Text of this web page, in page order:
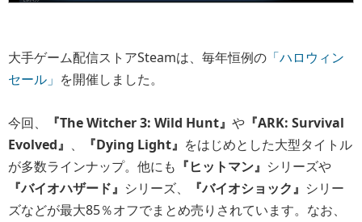
大手ゲーム配信ストアSteamは、毎年恒例の 「ハロウィン
セール」 を開催しました。
今回、 『The Witcher 3: Wild Hunt』 や 『ARK: Survival
Evolved』 、 『Dying Light』 をはじめとした大型タイトル
が多数ラインナップ。他にも 『ヒットマン』 シリーズや
『バイオハザード』 シリーズ、 『バイオショック』 シリー
ズなどが最大85％オフでまとめ売りされています。なお、